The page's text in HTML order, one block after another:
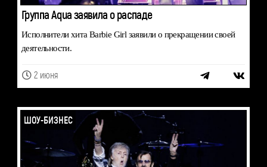
Группа Aqua заявила о распаде
Исполнители хита Barbie Girl заявили о прекращении своей
деятельности.
2 июня
ШОУ-БИЗНЕС